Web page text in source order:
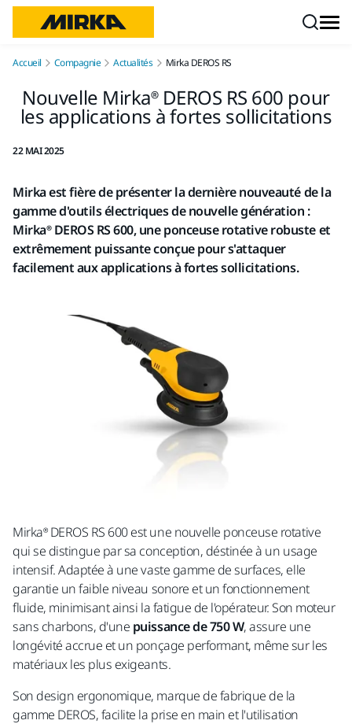
Accueil Compagnie Actualités Mirka DEROS RS
Nouvelle Mirka® DEROS RS 600 pour
les applications à fortes sollicitations
22 MAI 2025
Mirka est fière de présenter la dernière nouveauté de la
gamme d'outils électriques de nouvelle génération :
Mirka® DEROS RS 600, une ponceuse rotative robuste et
extrêmement puissante conçue pour s'attaquer
facilement aux applications à fortes sollicitations.
Mirka® DEROS RS 600 est une nouvelle ponceuse rotative
qui se distingue par sa conception, déstinée à un usage
intensif. Adaptée à une vaste gamme de surfaces, elle
garantie un faible niveau sonore et un fonctionnement
fluide, minimisant ainsi la fatigue de l'opérateur. Son moteur
sans charbons, d'une puissance de 750 W, assure une
longévité accrue et un ponçage performant, même sur les
matériaux les plus exigeants.
Son design ergonomique, marque de fabrique de la
gamme DEROS, facilite la prise en main et l'utilisation